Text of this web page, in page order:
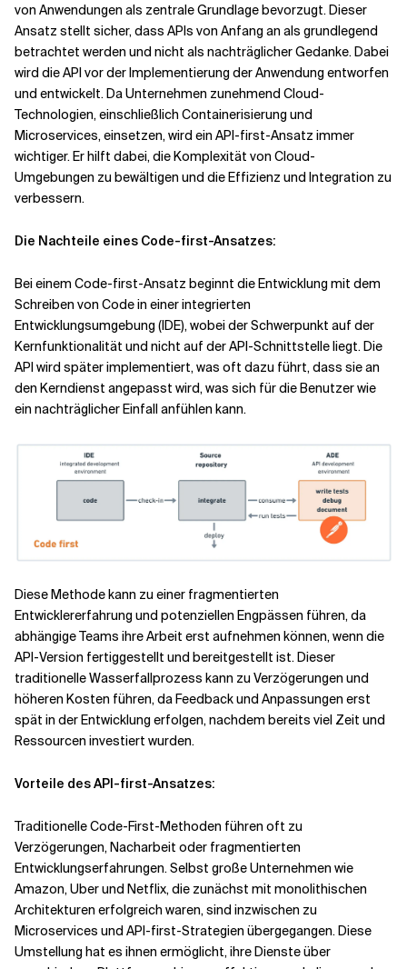
von Anwendungen als zentrale Grundlage bevorzugt. Dieser
Ansatz stellt sicher, dass APIs von Anfang an als grundlegend
betrachtet werden und nicht als nachträglicher Gedanke. Dabei
wird die API vor der Implementierung der Anwendung entworfen
und entwickelt. Da Unternehmen zunehmend Cloud-
Technologien, einschließlich Containerisierung und
Microservices, einsetzen, wird ein API-first-Ansatz immer
wichtiger. Er hilft dabei, die Komplexität von Cloud-
Umgebungen zu bewältigen und die Effizienz und Integration zu
verbessern.
Die Nachteile eines Code-first-Ansatzes:
Bei einem Code-first-Ansatz beginnt die Entwicklung mit dem
Schreiben von Code in einer integrierten
Entwicklungsumgebung (IDE), wobei der Schwerpunkt auf der
Kernfunktionalität und nicht auf der API-Schnittstelle liegt. Die
API wird später implementiert, was oft dazu führt, dass sie an
den Kerndienst angepasst wird, was sich für die Benutzer wie
ein nachträglicher Einfall anfühlen kann.
Diese Methode kann zu einer fragmentierten
Entwicklererfahrung und potenziellen Engpässen führen, da
abhängige Teams ihre Arbeit erst aufnehmen können, wenn die
API-Version fertiggestellt und bereitgestellt ist. Dieser
traditionelle Wasserfallprozess kann zu Verzögerungen und
höheren Kosten führen, da Feedback und Anpassungen erst
spät in der Entwicklung erfolgen, nachdem bereits viel Zeit und
Ressourcen investiert wurden.
Vorteile des API-first-Ansatzes:
Traditionelle Code-First-Methoden führen oft zu
Verzögerungen, Nacharbeit oder fragmentierten
Entwicklungserfahrungen. Selbst große Unternehmen wie
Amazon, Uber und Netflix, die zunächst mit monolithischen
Architekturen erfolgreich waren, sind inzwischen zu
Microservices und API-first-Strategien übergegangen. Diese
Umstellung hat es ihnen ermöglicht, ihre Dienste über